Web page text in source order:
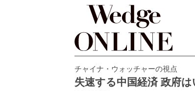
チャイナ・ウォッチャーの視点
失速する中国経済 政府